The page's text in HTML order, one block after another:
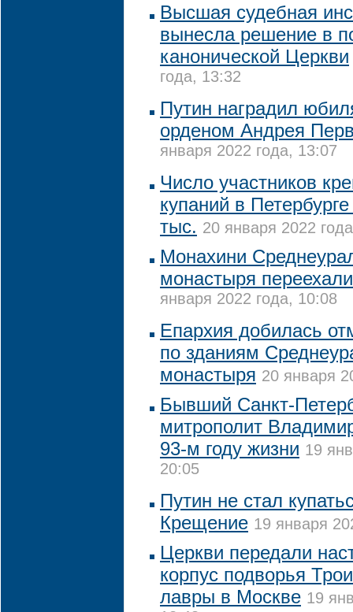
Высшая судебная
вынесла решение в
канонической Церкви
года, 13:32
Путин наградил
орденом Андрея
января 2022 года, 13:07
Число участников
купаний в
тыс. 20 января 2022
Монахини
монастыря
января 2022 года, 10:08
Епархия добилась
по зданиям
монастыря 20 января
Бывший Санкт-
митрополит
93-м году жизни 19
20:05
Путин не стал
Крещение 19 января
Церкви передали
корпус подворья
лавры в Москве 19